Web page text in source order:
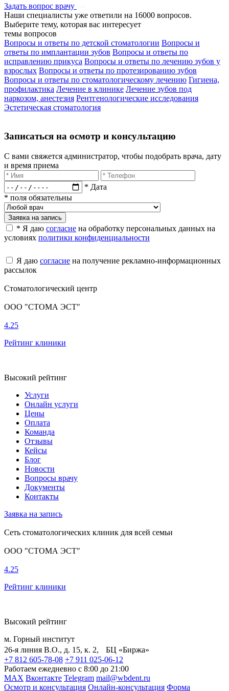
Задать вопрос врачу
Наши специалисты уже ответили на 16000 вопросов.
Выберите тему, которая вас интересует
темы вопросов
Вопросы и ответы по детской стоматологии Вопросы и
ответы по имплантации зубов Вопросы и ответы по
исправлению прикуса Вопросы и ответы по лечению зубов у
взрослых Вопросы и ответы по протезированию зубов
Вопросы и ответы по стоматологическому лечению Гигиена,
профилактика Лечение в клинике Лечение зубов под
наркозом, анестезия Рентгенологические исследования
Эстетическая стоматология
Записаться на осмотр и консультацию​
С вами свяжется администратор, чтобы подобрать врача, дату
и время приема​
* Дата
* поля обязательны
Заявка на запись
* Я даю согласие на обработку персональных данных на
условиях политики конфиденциальности
Я даю согласие на получение рекламно-информационных
рассылок
Стоматологический центр
ООО "СТОМА ЭСТ"
4.25
Рейтинг клиники
Высокий рейтинг
Услуги
Онлайн услуги
Цены
Оплата
Команда
Отзывы
Кейсы
Блог
Новости
Вопросы врачу
Документы
Контакты
Заявка на запись
Сеть стоматологических клиник для всей семьи
ООО "СТОМА ЭСТ"
4.25
Рейтинг клиники
Высокий рейтинг
м. Горный институт
26-я линия В.О., д. 15, к. 2, БЦ «Биржа»
+7 812 605-78-08 +7 911 025-06-12
Работаем ежедневно с 8:00 до 21:00
MAX Вконтакте Telegram mail@wbdent.ru
Осмотр и консультация Онлайн-консультация Форма